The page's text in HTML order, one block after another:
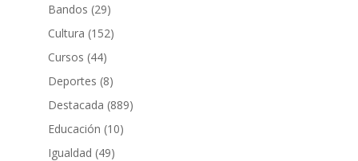
Bandos (29)
Cultura (152)
Cursos (44)
Deportes (8)
Destacada (889)
Educación (10)
Igualdad (49)